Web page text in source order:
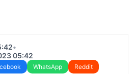
•
05:42
WhatsApp
Reddit